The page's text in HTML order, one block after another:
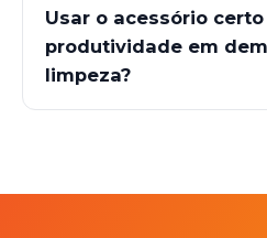
Usar o acessório
produtividade em
limpeza?